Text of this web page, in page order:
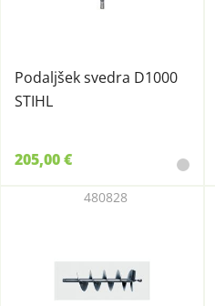
Podaljšek svedra D1000
STIHL
205,00 €
480828